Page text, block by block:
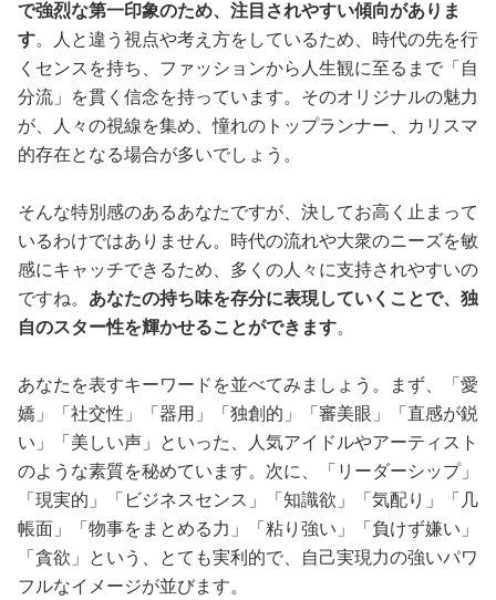
で強烈な第一印象のため、注目されやすい傾向がありま
す。人と違う視点や考え方をしているため、時代の先を行
くセンスを持ち、ファッションから人生観に至るまで「自
分流」を貫く信念を持っています。そのオリジナルの魅力
が、人々の視線を集め、憧れのトップランナー、カリスマ
的存在となる場合が多いでしょう。
そんな特別感のあるあなたですが、決してお高く止まって
いるわけではありません。時代の流れや大衆のニーズを敏
感にキャッチできるため、多くの人々に支持されやすいの
ですね。 あなたの持ち味を存分に表現していくことで、独
自のスター性を輝かせることができます。
あなたを表すキーワードを並べてみましょう。まず、「愛
嬌」「社交性」「器用」「独創的」「審美眼」「直感が鋭
い」「美しい声」といった、人気アイドルやアーティスト
のような素質を秘めています。次に、「リーダーシップ」
「現実的」「ビジネスセンス」「知識欲」「気配り」「几
帳面」「物事をまとめる力」「粘り強い」「負けず嫌い」
「貪欲」という、とても実利的で、自己実現力の強いパワ
フルなイメージが並びます。